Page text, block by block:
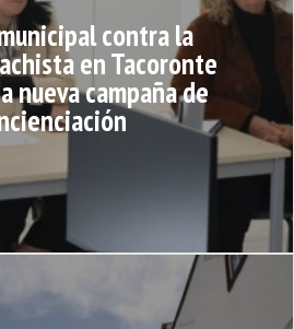
contra la
en Tacoronte
nueva campaña de